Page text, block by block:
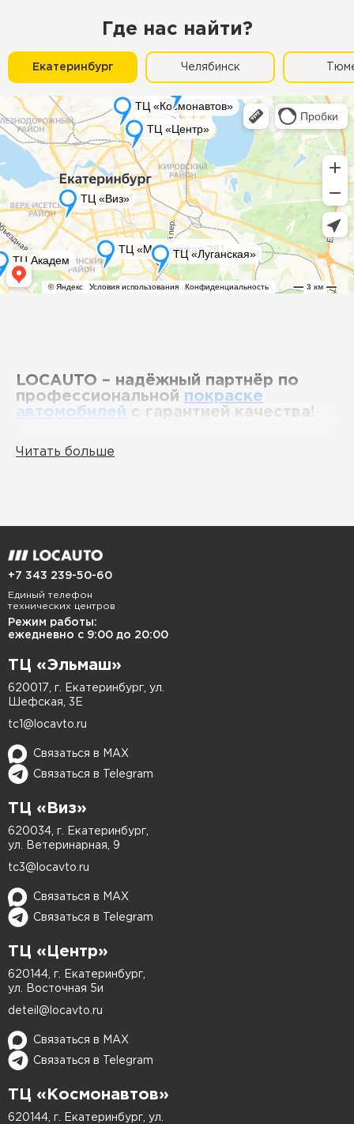
Где нас найти?
Екатеринбург Челябинск
LOCAUTO – надёжный партнёр по
профессиональной покраске
автомобилей с гарантией качества!
Мы специализируемся на комплексных услугах
автосервис оснащён современным
оборудованием, что позволяет выполнять
работы любой сложности – от локальной
обработки мелких царапин (покраски) до
полной окраски кузовных элементов
автомобилей.
Наши услуги в Екатеринбурге:
Локальный ремонт автомобиля
вмятины, сколы) без полной разборки
детали, сохраняя заводское покрытие.
Полная окраска кузовных элементов
автомобиля и локальная покраска
профессиональное восстановление
передних и задних бамперов, крыльев,
дверей, капота, крыши, порогов и других
запасных частей.
Антикоррозийная обработка
защищаем поверхности от ржавчины,
продлевая срок службы кузова после
дополнительная защита ЛКП от внешних
воздействий.
элементов– аккуратная разборка и
сборка при сложном ремонте
автомобилей.
Подбор краски с учётом особенностей
цвета вашей машины
компьютерный анализ для 100%
Читать больше
+7 343 239-50-60
Единый телефон
технических центров
Режим работы:
ежедневно с 9:00 до 20:00
ТЦ «Эльмаш»
620017, г. Екатеринбург, ул.
Шефская, 3Е
tc1@locavto.ru
Связаться в MAX
Связаться в Telegram
ТЦ «Виз»
620034, г. Екатеринбург,
ул. Ветеринарная, 9
tc3@locavto.ru
Связаться в MAX
Связаться в Telegram
ТЦ «Центр»
620144, г. Екатеринбург,
ул. Восточная 5и
deteil@locavto.ru
Связаться в MAX
Связаться в Telegram
ТЦ «Космонавтов»
620144, г. Екатеринбург, ул.